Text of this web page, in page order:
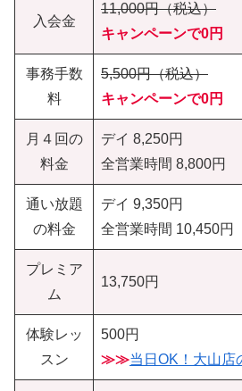
入会金
11,000円（税込）
キャンペーンで0円
事務手数
料
5,500円（税込）
キャンペーンで0円
月４回の
料金
デイ 8,250円
全営業時間 8,800円
通い放題
の料金
デイ 9,350円
全営業時間 10,450円
プレミア
ム
13,750円
体験レッ
スン
500円
≫≫当日OK！大山店